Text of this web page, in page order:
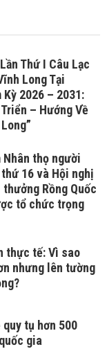
Thứ I Câu Lạc
Long Tại
Kỳ 2026 – 2031:
– Hướng Về
thọ người
16 và Hội nghị
Rồng Quốc
tổ chức trọng
thực tế: Vì sao
nhưng lên tường
tụ hơn 500
gia